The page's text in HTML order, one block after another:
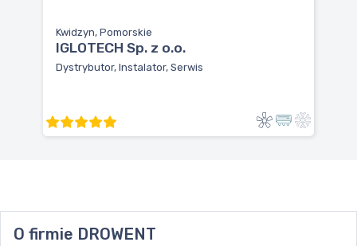
Kwidzyn, Pomorskie
IGLOTECH Sp. z o.o.
Dystrybutor, Instalator, Serwis
O firmie DROWENT